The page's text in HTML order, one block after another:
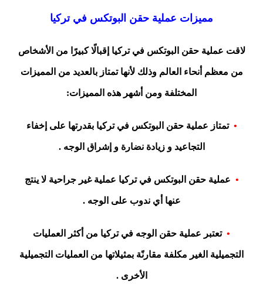
مميزات عملية حقن البوتكس في تركيا
لاقت عملية حقن البوتكس في تركيا إقبالًا كبيرًا من الأشخاص
من معظم أنحاء العالم وذلك لأنها تمتاز بالعديد من المميزات
المختلفة ومن أشهر هذه المميزات:
• تمتاز عملية حقن البوتكس في تركيا بقدرتها على إخفاء
التجاعيد و زيادة نضارة و إشراق الوجه .
• عملية حقن البوتكس في تركيا عملية غير جراحية لا ينتج
عنها أي ندوب على الوجه .
• تعتبر عملية حقن الوجه في تركيا من أكثر العمليات
التجميلية الغير مكلفة مقارنًة بمثيلاتها من العمليات التجميلية
الأخرى .